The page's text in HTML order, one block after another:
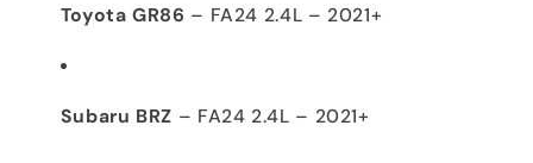
Toyota GR86 – FA24 2.4L – 2021+
Subaru BRZ – FA24 2.4L – 2021+